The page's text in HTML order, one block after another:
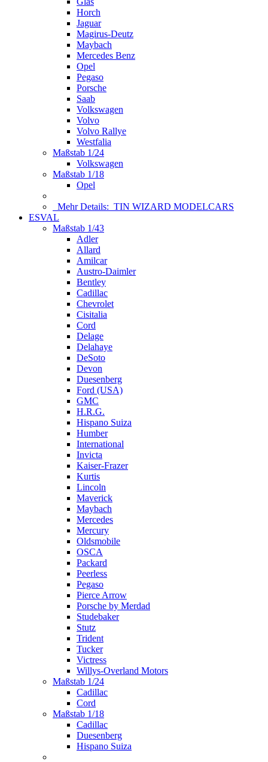
Horch
Jaguar
Magirus-Deutz
Maybach
Mercedes Benz
Opel
Pegaso
Porsche
Saab
Volkswagen
Volvo
Volvo Rallye
Westfalia
Maßstab 1/24
Volkswagen
Maßstab 1/18
Opel
Mehr Details: TIN WIZARD MODELCARS
ESVAL
Maßstab 1/43
Adler
Allard
Amilcar
Austro-Daimler
Bentley
Cadillac
Chevrolet
Cisitalia
Cord
Delage
Delahaye
DeSoto
Devon
Duesenberg
Ford (USA)
GMC
H.R.G.
Hispano Suiza
Humber
International
Invicta
Kaiser-Frazer
Kurtis
Lincoln
Maverick
Maybach
Mercedes
Mercury
Oldsmobile
OSCA
Packard
Peerless
Pegaso
Pierce Arrow
Porsche by Merdad
Studebaker
Stutz
Trident
Tucker
Victress
Willys-Overland Motors
Maßstab 1/24
Cadillac
Cord
Maßstab 1/18
Cadillac
Duesenberg
Hispano Suiza